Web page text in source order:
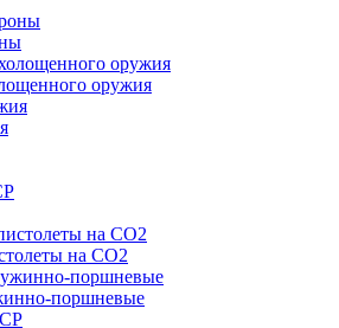
оружия
на CO2
поршневые